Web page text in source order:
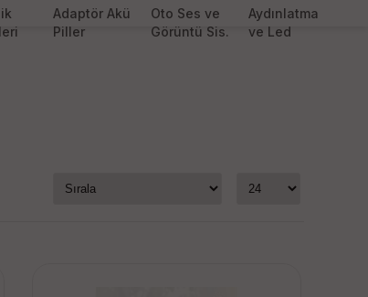
Adaptör Akü
Piller
Oto Ses ve
Görüntü Sis.
Aydınlatma
ve Led